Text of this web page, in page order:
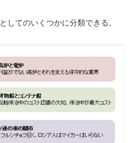
してのいくつかに分類できる。